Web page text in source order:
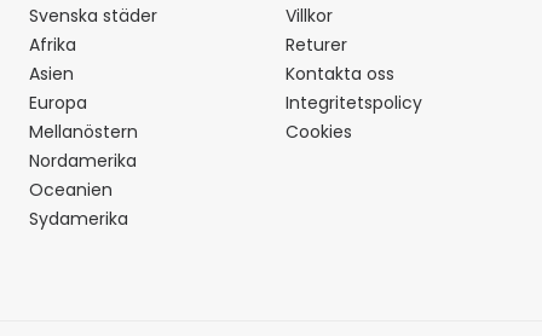
Svenska städer
Afrika
Asien
Europa
Mellanöstern
Nordamerika
Oceanien
Sydamerika
Villkor
Returer
Kontakta oss
Integritetspolicy
Cookies